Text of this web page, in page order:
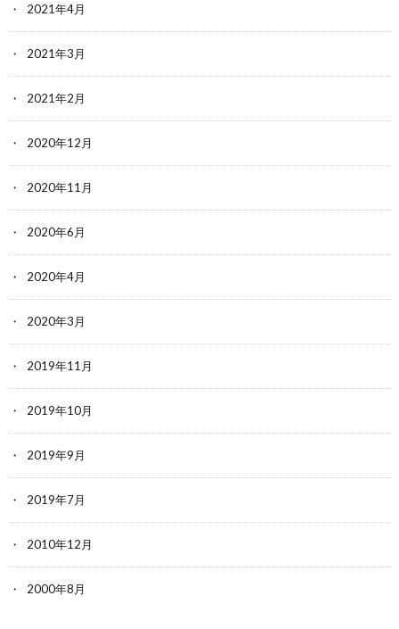
2021年4月
2021年3月
2021年2月
2020年12月
2020年11月
2020年6月
2020年4月
2020年3月
2019年11月
2019年10月
2019年9月
2019年7月
2010年12月
2000年8月